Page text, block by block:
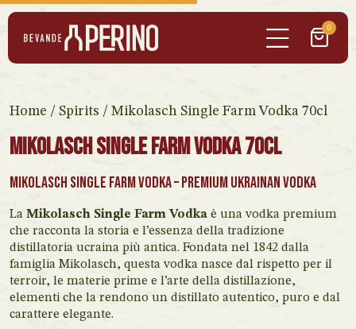
0
Home / Spirits / Mikolasch Single Farm Vodka 70cl
Mikolasch Single Farm Vodka 70cl
Mikolasch Single Farm Vodka – Premium Ukrainan Vodka
La Mikolasch Single Farm Vodka è una vodka premium
che racconta la storia e l’essenza della tradizione
distillatoria ucraina più antica. Fondata nel 1842 dalla
famiglia Mikolasch, questa vodka nasce dal rispetto per il
terroir, le materie prime e l’arte della distillazione,
elementi che la rendono un distillato autentico, puro e dal
carattere elegante.